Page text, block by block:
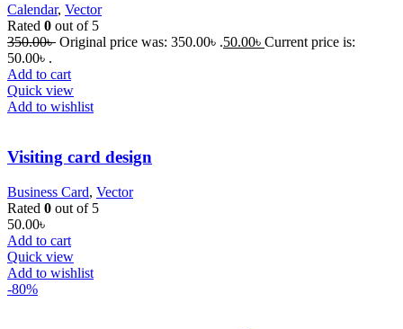
Calendar, Vector
Rated 0 out of 5
350.00৳ Original price was: 350.00৳ .50.00৳ Current price is:
50.00৳ .
Add to cart
Quick view
Add to wishlist
Visiting card design
Business Card, Vector
Rated 0 out of 5
50.00৳
Add to cart
Quick view
Add to wishlist
-80%